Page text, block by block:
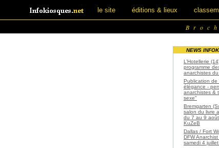
le site éditions & lieux
NEWS
L’Hotellerie
programme
anarchistes
Publication de
élégance -
anarchistes &
sexe"
Bremgarten
salon du livre
du 7 au 9
KuZeB
Dallas / Fort
DFW
samedi 4